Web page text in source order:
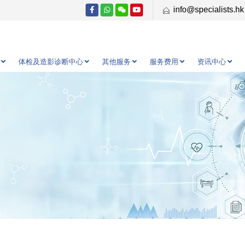
info@specialists.hk
体检及造影诊断中心 其他服务 服务费用 资讯中心